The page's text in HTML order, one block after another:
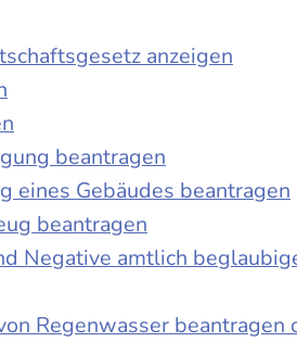
anzeigen
beantragen
eines Gebäudes beantragen
beantragen
Negative amtlich
Regenwasser beantragen